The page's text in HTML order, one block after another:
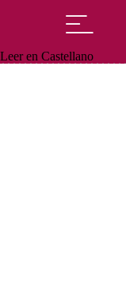
Leer en Castellano